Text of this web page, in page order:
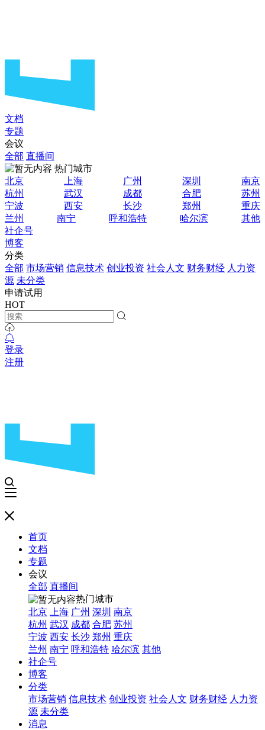
文档
专题
会议
全部 直播间
热门城市
北京
上海 广州 深圳
南京
杭州
武汉 成都 合肥
苏州
宁波
西安 长沙 郑州
重庆
兰州
南宁 呼和浩特 哈尔滨
其他
社企号
博客
分类
全部 市场营销 信息技术 创业投资 社会人文 财务财经 人力资
源 未分类
申请试用
HOT
登录
注册
首页
文档
专题
会议
全部 直播间
热门城市
北京
上海 广州 深圳 南京
杭州 武汉 成都 合肥 苏州
宁波 西安 长沙 郑州 重庆
兰州 南宁 呼和浩特 哈尔滨 其他
社企号
博客
分类
市场营销 信息技术 创业投资 社会人文 财务财经 人力资
源 未分类
消息